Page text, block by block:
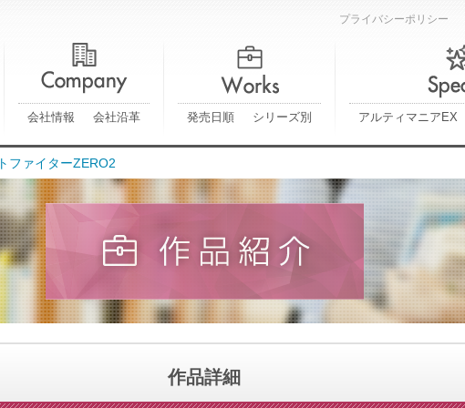
プライバシーポリシー
会社情報 会社沿革 発売日順 シリーズ別 アルティマニアEX
ファイターZERO2
作品詳細